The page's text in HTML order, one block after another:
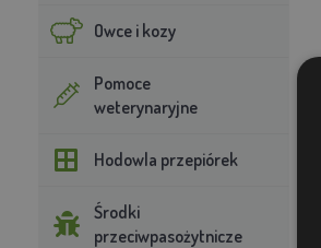
Owce i kozy
Pomoce
weterynaryjne
Hodowla przepiórek
Środki
przeciwpasożytnicze